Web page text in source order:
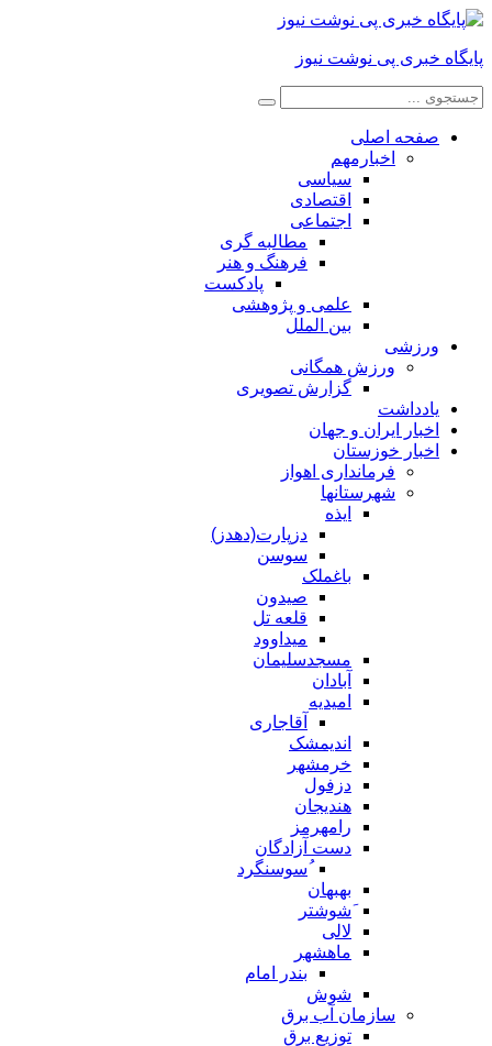
پایگاه خبری پی نوشت نیوز
صفحه اصلی
اخبارمهم
سیاسی
اقتصادی
اجتماعی
مطالبه گری
فرهنگ و هنر
پادکست
علمی و پژوهشی
بین الملل
ورزشی
ورزش همگانی
گزارش تصویری
یادداشت
اخبار ایران و جهان
اخبار خوزستان
فرمانداری اهواز
شهرستانها
ایذه
دزپارت(دهدز)
سوسن
باغملک
صیدون
قلعه تل
میداوود
مسجدسلیمان
آبادان
امیدیه
آقاجاری
اندیمشک
خرمشهر
دزفول
هندیجان
رامهرمز
دست آزادگان
ُسوسنگرد
بهبهان
َشوشتر
لالی
ماهشهر
بندر امام
شوش
سازمان آب برق
توزیع برق